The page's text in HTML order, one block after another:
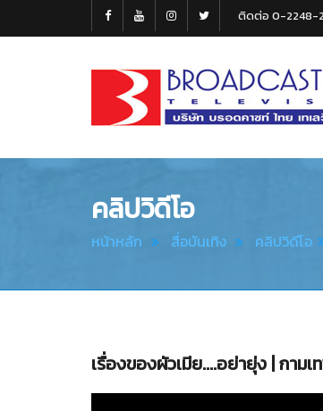
ติดต่อ 0-2248-
Thai
คลิปวิดีโอ
หน้าหลัก สื่อบันเทิง คลิปวิดีโอ
เรื่องของผัวเมีย....อย่ายุ่ง | กาม